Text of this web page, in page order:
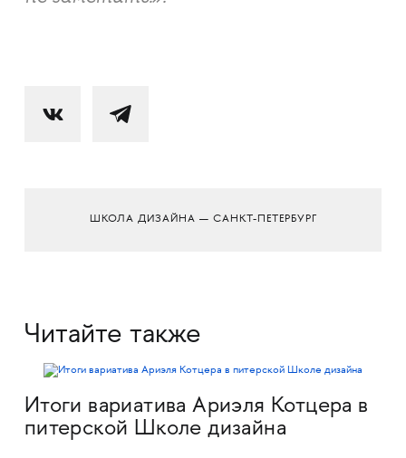
ШКОЛА ДИЗАЙНА — САНКТ-ПЕТЕРБУРГ
Читайте также
Итоги вариатива Ариэля Котцера в
питерской Школе дизайна